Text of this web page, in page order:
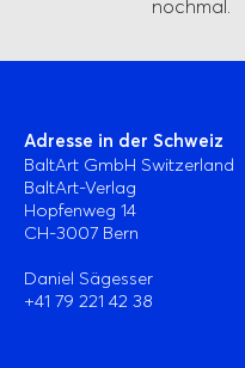
nochmal.
Adresse in der Schweiz
BaltArt GmbH Switzerland
BaltArt-Verlag
Hopfenweg 14
CH-3007 Bern
Daniel Sägesser
+41 79 221 42 38